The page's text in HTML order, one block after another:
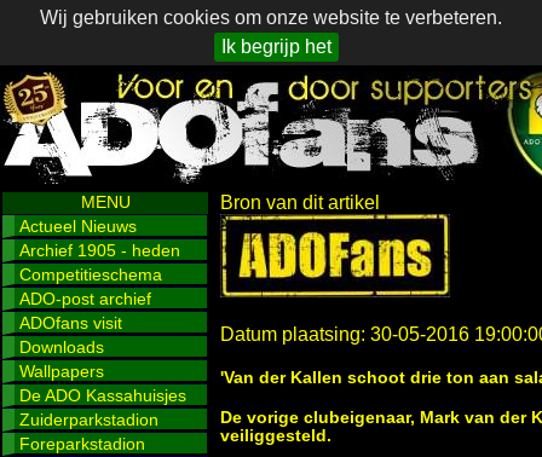
Wij gebruiken cookies om onze website te verbeteren.
Ik begrijp het
MENU
Actueel Nieuws
Archief 1905 - heden
Competitieschema
ADO-post archief
ADOfans visit
Downloads
Wallpapers
De ADO Kassahuisjes
Zuiderparkstadion
Foreparkstadion
Bron van dit artikel
Datum plaatsing: 30-05-2016
'Van der Kallen schoot drie ton aan
De vorige clubeigenaar, Mark van der
veiliggesteld.